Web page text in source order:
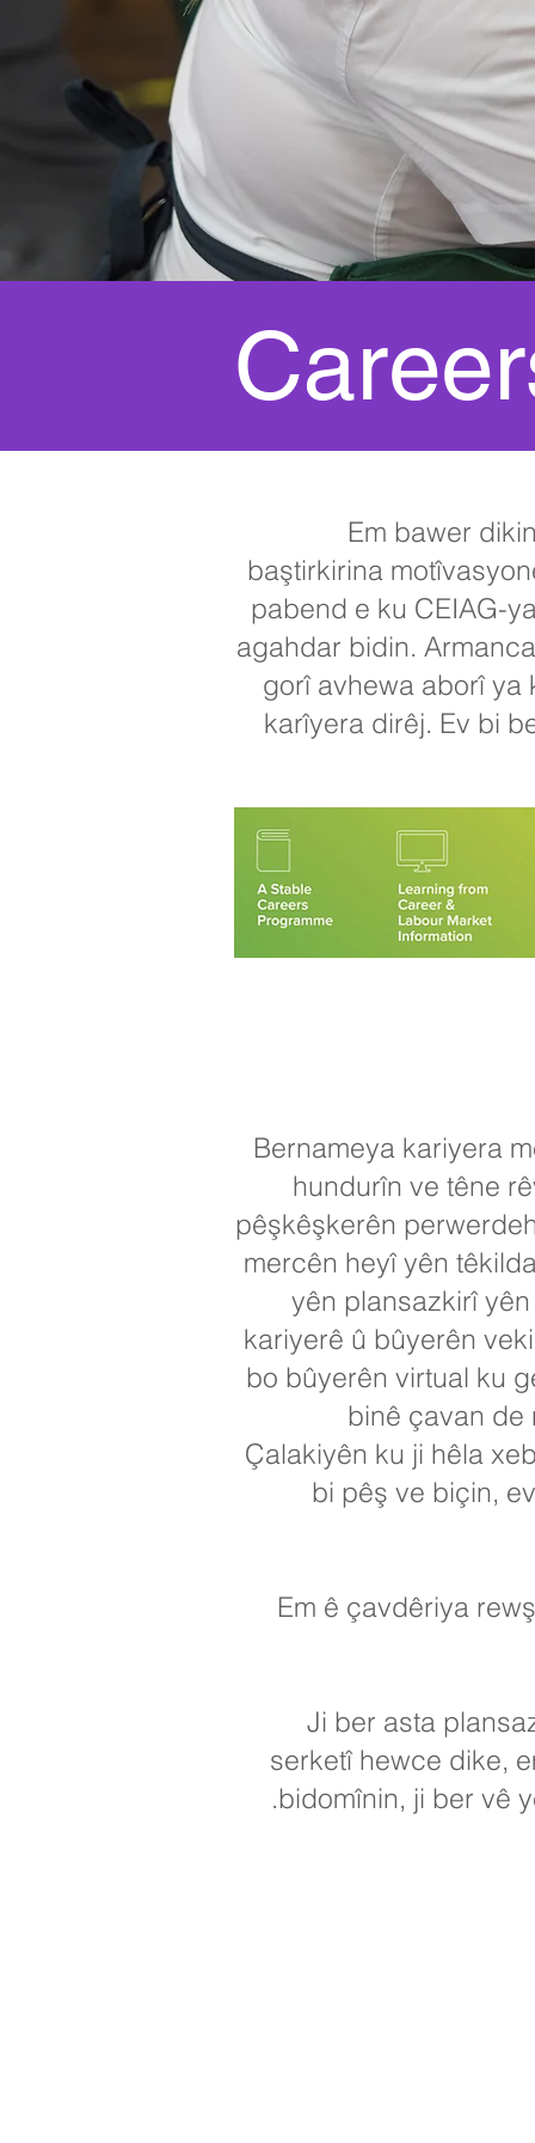
Em bawer
baştirkirina
pabend e ku CEIAG-
agahdar bidin.
gorî avhewa aborî
karîyera dirêj. Ev bi
Bernameya kariyera
hundurîn ve têne
pêşkêşkerên
mercên heyî yên
yên plansazkirî
kariyerê û bûyerên
bo bûyerên virtual ku
binê çavan de
Çalakiyên ku ji hêla
bi pêş ve biçin,
Em ê çavdêriya
Ji ber asta
serketî hewce dike,
bidomînin, ji ber vê